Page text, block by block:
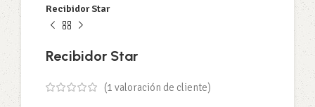
Recibidor Star
Recibidor Star
(1 valoración de cliente)